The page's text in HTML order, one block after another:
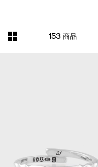
153 商品